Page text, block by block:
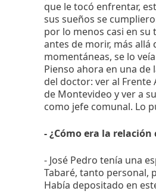
que le tocó enfrentar,
sus sueños se
por lo menos casi en su
antes de morir, más allá
momentáneas, se lo
Pienso ahora en una de
del doctor: ver al
de Montevideo y ver a
como jefe comunal. Lo
- ¿Cómo era la relación
- José Pedro tenía una
Tabaré, tanto personal,
Había depositado en